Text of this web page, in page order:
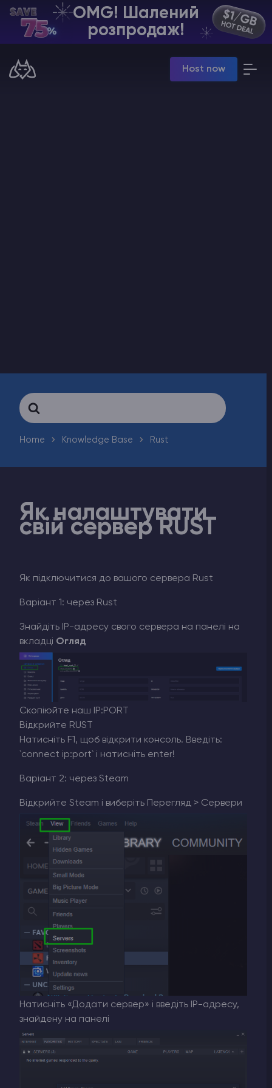
OMG! Шалений
розпродаж!
Host now
UA | USD
Manage your servers & payments
Search
For
Home Knowledge Base Rust
Як налаштувати
свій сервер RUST
Як підключитися до вашого сервера Rust
Варіант 1: через Rust
Знайдіть IP-адресу свого сервера на панелі на
вкладці Огляд
Скопіюйте наш IP:PORT
Відкрийте RUST
Натисніть F1, щоб відкрити консоль. Введіть:
`connect ip:port` і натисніть enter!
Варіант 2: через Steam
Відкрийте Steam і виберіть Перегляд > Сервери
Натисніть «Додати сервер» і введіть IP-адресу,
знайдену на панелі